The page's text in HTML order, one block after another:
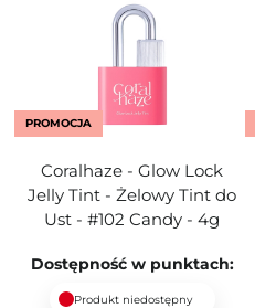
PROMOCJA
Coralhaze - Glow Lock
Jelly Tint - Żelowy Tint do
Ust - #102 Candy - 4g
Dostępność w punktach:
Produkt niedostępny